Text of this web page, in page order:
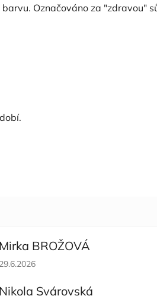
Označováno za "zdravou"
Mirka BROŽOVÁ
Hodnocení obchodu je 5 z 5
29.6.2026
Nikola Svárovská